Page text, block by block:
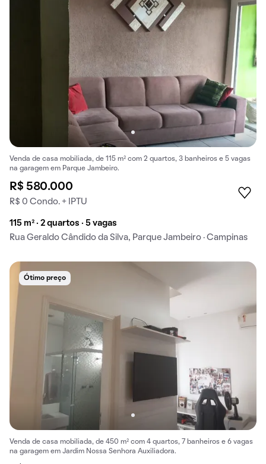
Venda de casa mobiliada, de 115 m² com 2 quartos, 3 banheiros e 5 vagas
na garagem em Parque Jambeiro.
R$ 580.000
R$ 0 Condo. + IPTU
115 m² · 2 quartos · 5 vagas
Rua Geraldo Cândido da Silva, Parque Jambeiro · Campinas
Ótimo preço
Venda de casa mobiliada, de 450 m² com 4 quartos, 7 banheiros e 6 vagas
na garagem em Jardim Nossa Senhora Auxiliadora.